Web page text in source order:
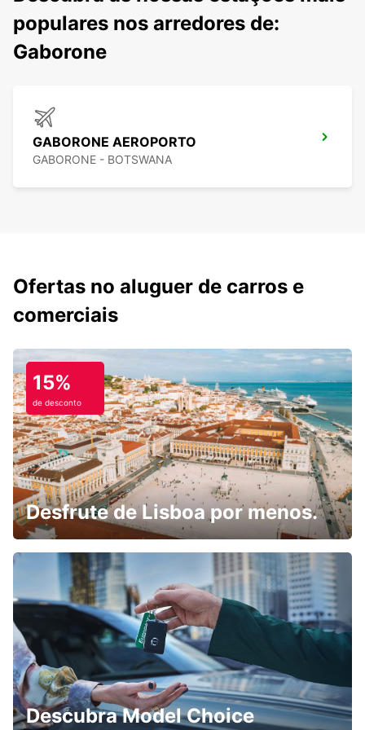
populares nos arredores de:
Gaborone
GABORONE AEROPORTO
GABORONE - BOTSWANA
Ofertas no aluguer de carros e
comerciais
15%
de desconto
Desfrute de Lisboa por menos.
Descubra Model Choice